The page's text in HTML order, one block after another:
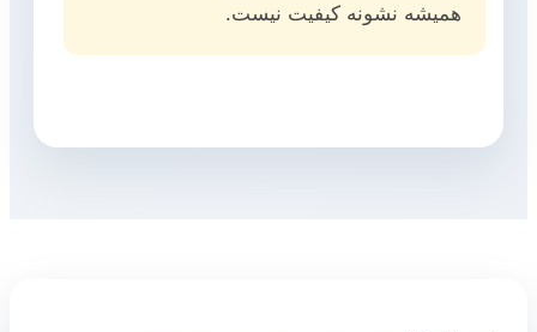
همیشه نشونه کیفیت نیست.